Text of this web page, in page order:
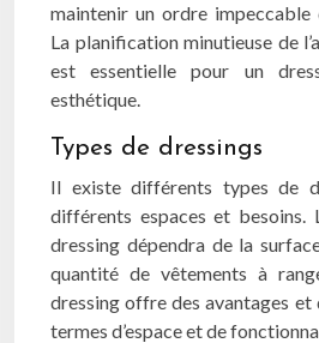
maintenir un ordre impeccable
La planification minutieuse de
est essentielle pour un
esthétique.
Types de dressings
Il existe différents types de
différents espaces et besoins.
dressing dépendra de la
quantité de vêtements à
dressing offre des avantages et
termes d’espace et de